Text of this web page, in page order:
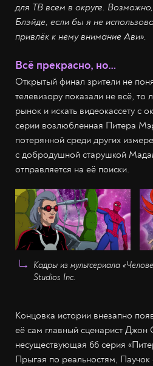
для ТВ всем в округе.
Блэйде, если бы я не
привлёк к нему внимание Ави».
Всё прекрасно, но…
Открытый финал зрители не
телевизору показали не всё, то
рынок и искать видеокассету с
серии возлюбленная Питера
потерянной среди других
с добродушной старушкой
отправляется на её поиски.
Кадры из мультсериала
Studios Inc.
Концовка истории внезапно
её сам главный сценарист Джон
несуществующая 66 серия
Прыгая по реальностям, Паучок